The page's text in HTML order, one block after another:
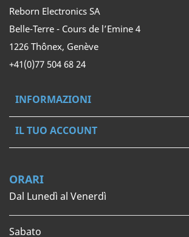
Reborn Electronics SA
Belle-Terre - Cours de l’Emine 4
1226 Thônex, Genève
+41(0)77 504 68 24
INFORMAZIONI
IL TUO ACCOUNT
ORARI
Dal Lunedì al Venerdì
Sabato